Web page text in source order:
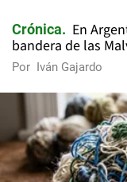
Crónica
En
bandera de las
Por Iván Gajardo